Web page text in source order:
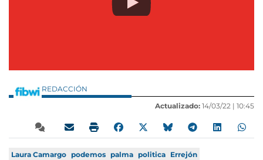
REDACCIÓN
Actualizado: 14/03/22 | 10:45
Laura Camargo podemos palma politica Errejón